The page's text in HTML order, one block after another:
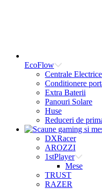
EcoFlow
Centrale
Conditionere
Extra Baterii
Panouri Solare
Huse
Reduceri de
DXRacer
AROZZI
1stPlayer
Mese
TRUST
RAZER